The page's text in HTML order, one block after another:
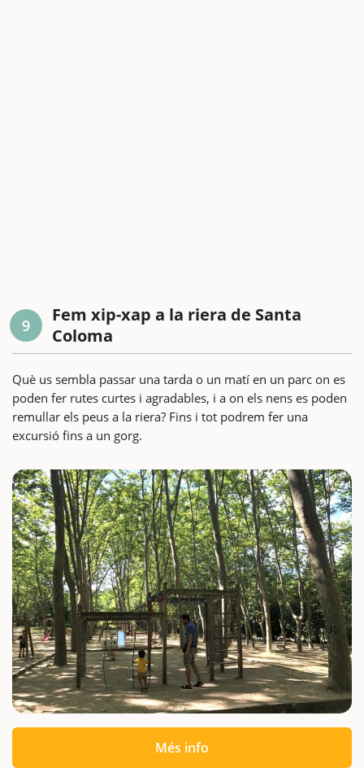
9
Fem xip-xap a la riera de Santa
Coloma
Què us sembla passar una tarda o un matí en un parc on es
poden fer rutes curtes i agradables, i a on els nens es poden
remullar els peus a la riera? Fins i tot podrem fer una
excursió fins a un gorg.
Més info